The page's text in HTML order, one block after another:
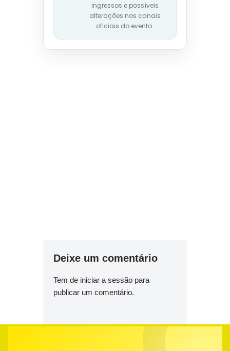
ingressos e possíveis
alterações nos canais
oficiais do evento.
Deixe um comentário
Tem de iniciar a sessão para
publicar um comentário.